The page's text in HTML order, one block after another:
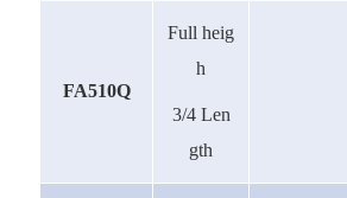
FA510Q
Full heig
h
3/4 Len
gth